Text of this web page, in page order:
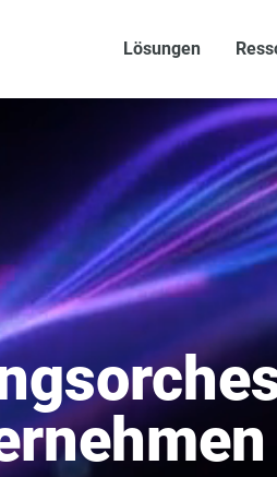
Lösungen